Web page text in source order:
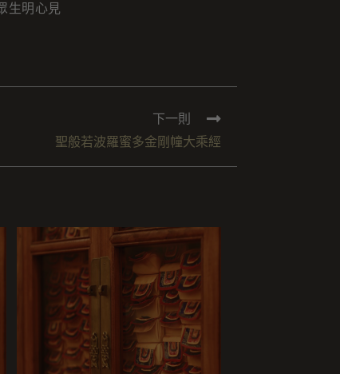
生明心見
下一則
聖般若波羅蜜多金剛幢大乘經